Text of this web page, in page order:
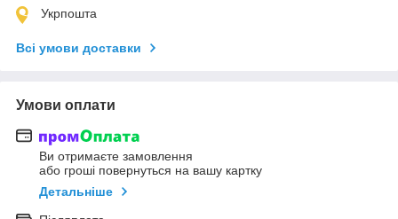
Укрпошта
Всі умови доставки
Умови оплати
Ви отримаєте замовлення
або гроші повернуться на вашу картку
Детальніше